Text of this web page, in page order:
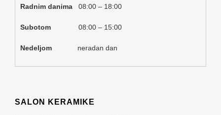
Radnim danima 08:00 – 18:00
Subotom 08:00 – 15:00
Nedeljom neradan dan
SALON KERAMIKE